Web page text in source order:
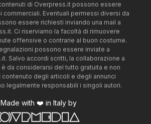
di Overpress.it possono essere
commerciali. Eventuali permessi diversi da
essere richiesti inviando una mail a
. Ci riserviamo la facoltà di rimuovere
offensive o contrarie al buon costume.
possono essere inviate a
. Salvo accordi scritti, la collaborazione a
da considerarsi del tutto gratuita e non
contenuto degli articoli e degli annunci
legalmente responsabili i singoli autori.
Made with ❤️ in Italy by